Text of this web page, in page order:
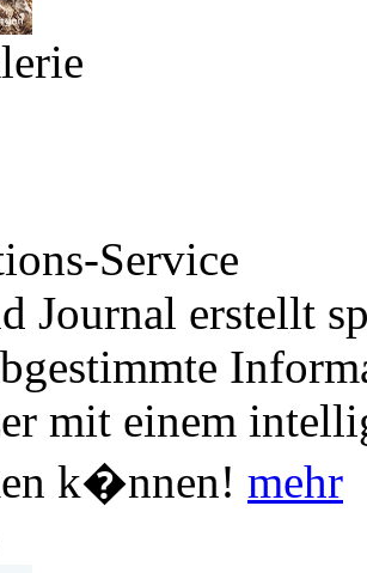
Service
Journal erstellt
mit einem
k�nnen! mehr